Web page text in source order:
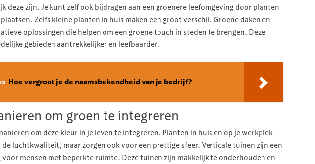
deze zijn. Je kunt zelf ook bijdragen aan een groenere leefomgeving door planten
Zelfs kleine planten in huis maken een groot verschil. Groene daken en
oplossingen die helpen om een groene touch in steden te brengen. Deze
gebieden aantrekkelijker en leefbaarder.
Hoe vergroot je de naamsbekendheid van je bedrijf?
om groen te integreren
om deze kleur in je leven te integreren. Planten in huis en op je werkplek
luchtkwaliteit, maar zorgen ook voor een prettige sfeer. Verticale tuinen zijn een
mensen met beperkte ruimte. Deze tuinen zijn makkelijk te onderhouden en